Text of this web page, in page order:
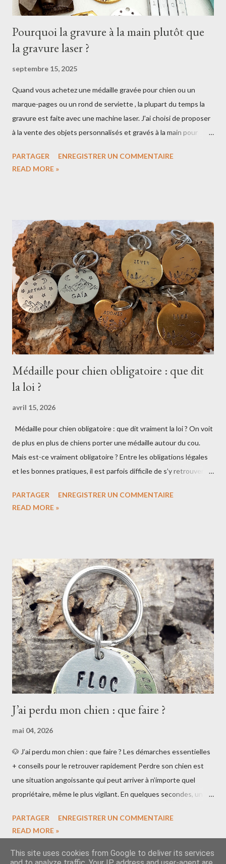
Pourquoi la gravure à la main plutôt que
la gravure laser ?
septembre 15, 2025
Quand vous achetez une médaille gravée pour chien ou un
marque-pages ou un rond de serviette , la plupart du temps la
gravure est faite avec une machine laser. J'ai choisi de proposer
à la vente des objets personnalisés et gravés à la main pour
personnalisés C'est quoi la gravure artisanale? Pour graver une
la gravure artisanale : La gravure est profonde donc elle tient
mieux dans le temps. Une gravure qui a un aspect authentique
et beaucoup de caractère, chaque pièce gravée est unique. Les
inconvénients : Parfois on rate sa gravure (alignement, erreur de
poinçon) et il faut recommencer... Impossible de graver une
adresse car je ne peux pas adapter...
PARTAGER
ENREGISTRER UN COMMENTAIRE
READ MORE »
Médaille pour chien obligatoire : que dit
la loi ?
avril 15, 2026
Médaille pour chien obligatoire : que dit vraiment la loi ? On voit
de plus en plus de chiens porter une médaille autour du cou.
Mais est-ce vraiment obligatoire ? Entre les obligations légales
et les bonnes pratiques, il est parfois difficile de s’y retrouver.
pour protéger son chien. 🐾 L’identification du chien est
d’identification des carnivores domestiques (I-CAD). 💡 Cette
démarche est généralement réalisée chez le vétérinaire, dès le
plus jeune âge. 🐾 La médaille pour chien n’est pas obligatoire en
France Contrairement à ce que l’on pourrait penser : 👉 la
médaille pour chien n’est pas obligatoire en France . La loi impose
uniquement l’i...
PARTAGER
ENREGISTRER UN COMMENTAIRE
READ MORE »
J’ai perdu mon chien : que faire ?
mai 04, 2026
🐶 J’ai perdu mon chien : que faire ? Les démarches essentielles
+ conseils pour le retrouver rapidement Perdre son chien est
une situation angoissante qui peut arriver à n’importe quel
propriétaire, même le plus vigilant. En quelques secondes, un
êtes dans cette situation, pas de panique : il existe des
démarches simples et efficaces pour augmenter vos chances de
retrouver votre compagnon rapidement. 🚨 Les premières
PARTAGER
ENREGISTRER UN COMMENTAIRE
READ MORE »
This site uses cookies from Google to deliver its services